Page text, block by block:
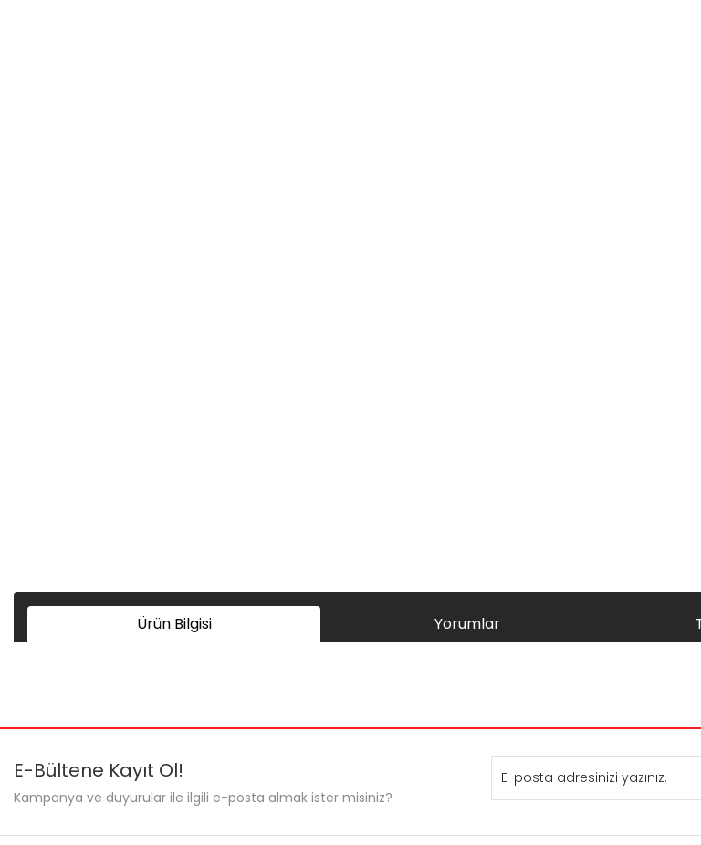
Ürün Bilgisi Yorumlar
Yorum Yaz
Ürün açıklamasında eksik bilgiler bulunuyor.
Ürün bilgilerinde hatalar bulunuyor.
Ürün fiyatı diğer sitelerden daha pahalı.
E-Bültene Kayıt Ol!
Kampanya ve duyurular ile ilgili e-posta almak ister misiniz?